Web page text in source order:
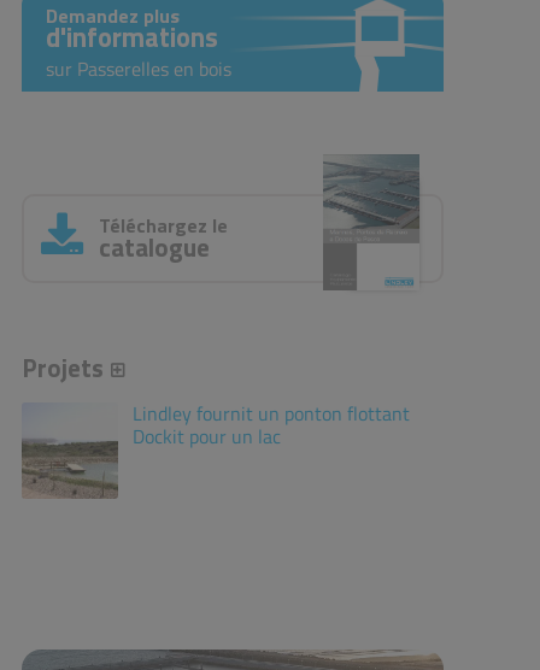
Demandez plus
d'informations
sur Passerelles en bois
Téléchargez le
catalogue
Projets
Lindley fournit un ponton flottant
Dockit pour un lac